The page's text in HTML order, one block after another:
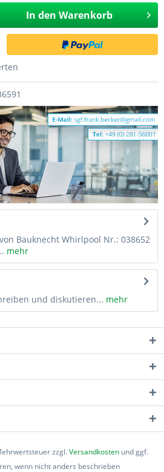
In den Warenkorb
Bauknecht Whirlpool Nr.: 038652
mehr
und diskutieren... mehr
zzgl.Versandkosten und ggf.
wenn nicht anders beschrieben